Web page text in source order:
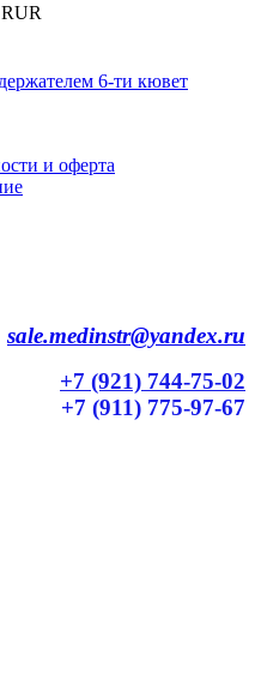
RUR
6-ти кювет
и оферта
sale.medinstr@yandex.ru
+7 (921) 744-75-02
+7 (911) 775-97-67